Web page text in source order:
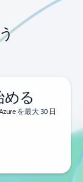
る
を最大 30 日